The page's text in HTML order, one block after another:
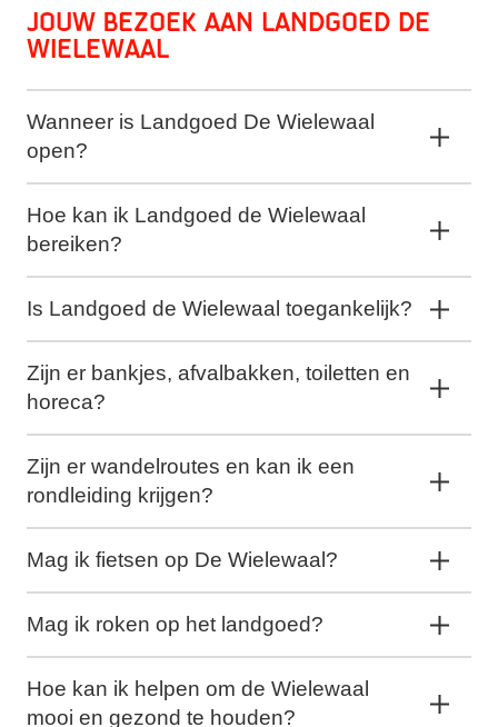
Jouw bezoek aan Landgoed de
Wielewaal
Wanneer is Landgoed De Wielewaal
open?
Hoe kan ik Landgoed de Wielewaal
bereiken?
Is Landgoed de Wielewaal toegankelijk?
Zijn er bankjes, afvalbakken, toiletten en
horeca?
Zijn er wandelroutes en kan ik een
rondleiding krijgen?
Mag ik fietsen op De Wielewaal?
Mag ik roken op het landgoed?
Hoe kan ik helpen om de Wielewaal
mooi en gezond te houden?